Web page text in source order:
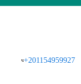
+201154959927